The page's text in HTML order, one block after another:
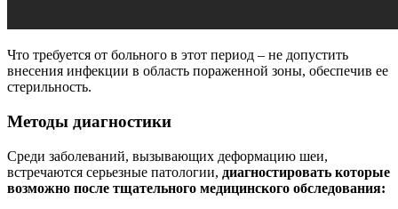
Что требуется от больного в этот период – не допустить
внесения инфекции в область пораженной зоны, обеспечив ее
стерильность.
Методы диагностики
Среди заболеваний, вызывающих деформацию шеи,
встречаются серьезные патологии, диагностировать которые
возможно после тщательного медицинского обследования: